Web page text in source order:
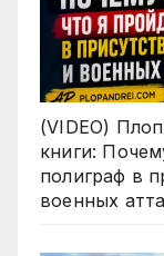
(VIDEO)
книги:
полиграф в
военных